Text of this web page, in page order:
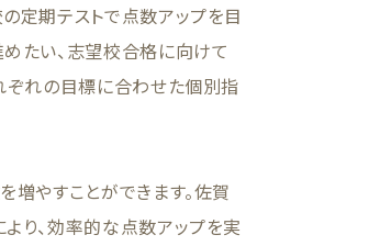
定期テストで点数アップを目
たい、志望校合格に向けて
ぞれの目標に合わせた個別指
増やすことができます。佐賀
り、効率的な点数アップを実